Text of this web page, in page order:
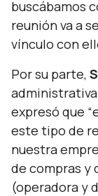
buscábamos
reunión va a
vínculo con
Por su parte,
expresó que “
este tipo de
nuestra
de compras y
(operadora y